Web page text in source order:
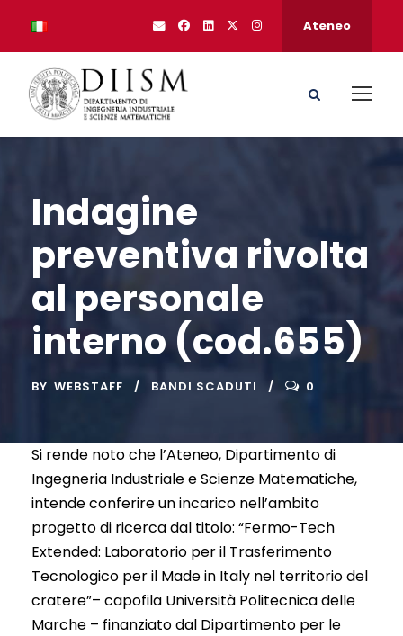
Ateneo
Indagine
preventiva rivolta
al personale
interno (cod.655)
BY WEBSTAFF BANDI SCADUTI 0
Si rende noto che l’Ateneo, Dipartimento di
Ingegneria Industriale e Scienze Matematiche,
intende conferire un incarico nell’ambito
progetto di ricerca dal titolo: “Fermo-Tech
Extended: Laboratorio per il Trasferimento
Tecnologico per il Made in Italy nel territorio del
cratere”– capofila Università Politecnica delle
Marche – finanziato dal Dipartimento per le